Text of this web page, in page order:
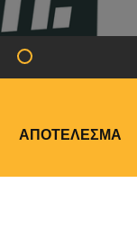
ΑΠΟΤΈΛΕΣΜΑ